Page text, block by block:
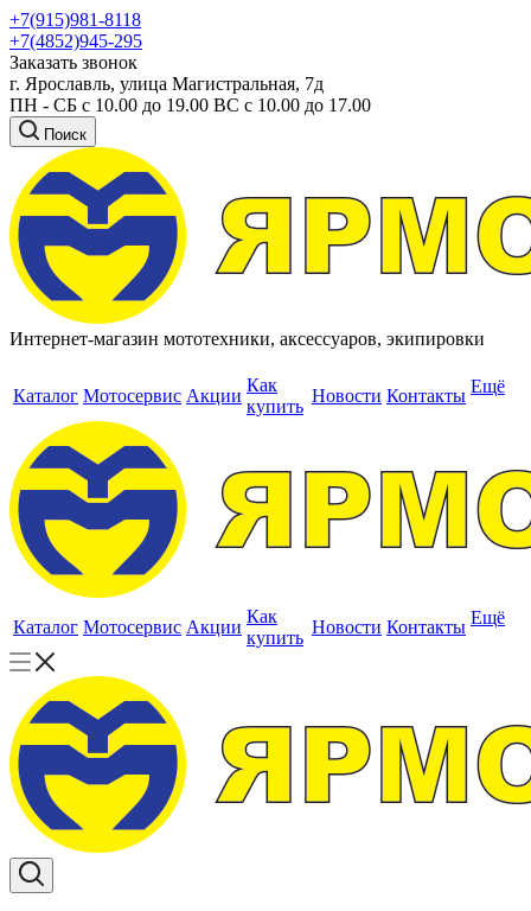
+7(915)981-8118
+7(4852)945-295
Заказать звонок
г. Ярославль, улица Магистральная, 7д
ПН - СБ с 10.00 до 19.00 ВС с 10.00 до 17.00
Поиск
Интернет-магазин мототехники, аксессуаров, экипировки
Каталог Мотосервис Акции
Как
купить
Новости Контакты Ещё
Каталог Мотосервис Акции
Как
купить
Новости Контакты Ещё